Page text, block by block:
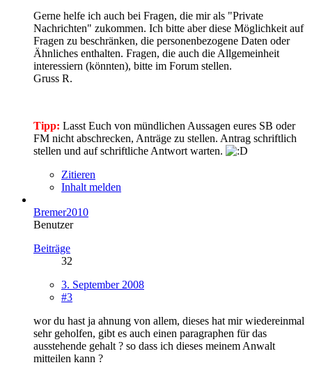
Gerne helfe ich auch bei Fragen, die mir als "Private
Nachrichten" zukommen. Ich bitte aber diese Möglichkeit auf
Fragen zu beschränken, die personenbezogene Daten oder
Ähnliches enthalten. Fragen, die auch die Allgemeinheit
interessiern (könnten), bitte im Forum stellen.
Gruss R.
Tipp: Lasst Euch von mündlichen Aussagen eures SB oder
FM nicht abschrecken, Anträge zu stellen. Antrag schriftlich
stellen und auf schriftliche Antwort warten.
Zitieren
Inhalt melden
Bremer2010
Benutzer
Beiträge
32
3. September 2008
#3
wor du hast ja ahnung von allem, dieses hat mir wiedereinmal
sehr geholfen, gibt es auch einen paragraphen für das
ausstehende gehalt ? so dass ich dieses meinem Anwalt
mitteilen kann ?